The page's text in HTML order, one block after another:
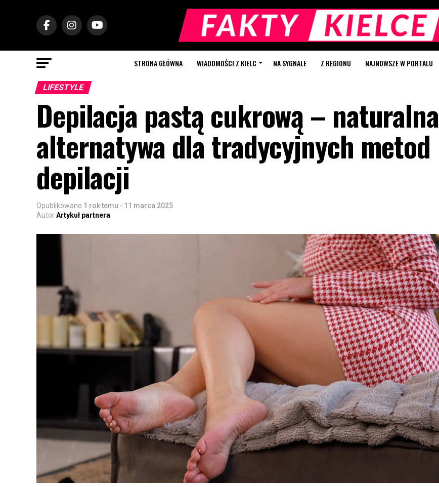
STRONA GŁÓWNA WIADOMOŚCI Z KIELC NA SYGNALE Z REGIONU NAJNOWSZE W PORTALU
LIFESTYLE
Depilacja pastą cukrową – naturalna
alternatywa dla tradycyjnych metod
depilacji
Opublikowano 1 rok temu - 11 marca 2025
AutorArtykuł partnera